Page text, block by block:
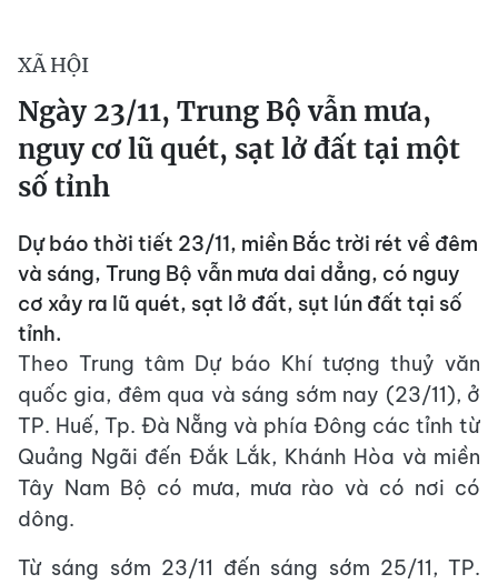
XÃ HỘI
Ngày 23/11, Trung Bộ vẫn mưa,
nguy cơ lũ quét, sạt lở đất tại một
số tỉnh
Dự báo thời tiết 23/11, miền Bắc trời rét về đêm
và sáng, Trung Bộ vẫn mưa dai dẳng, có nguy
cơ xảy ra lũ quét, sạt lở đất, sụt lún đất tại số
tỉnh.
Theo Trung tâm Dự báo Khí tượng thuỷ văn
quốc gia, đêm qua và sáng sớm nay (23/11), ở
TP. Huế, Tp. Đà Nẵng và phía Đông các tỉnh từ
Quảng Ngãi đến Đắk Lắk, Khánh Hòa và miền
Tây Nam Bộ có mưa, mưa rào và có nơi có
dông.
Từ sáng sớm 23/11 đến sáng sớm 25/11, TP.